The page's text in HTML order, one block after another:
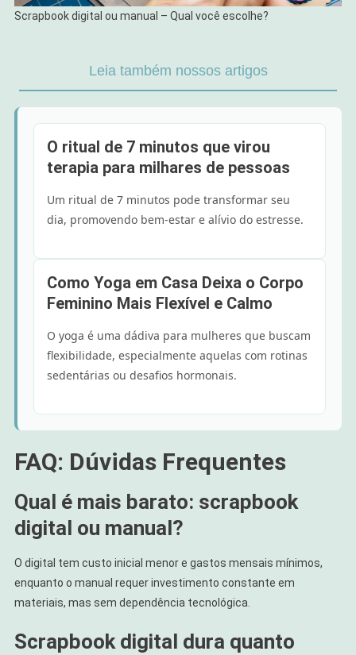
Scrapbook digital ou manual – Qual você escolhe?
Leia também nossos artigos
O ritual de 7 minutos que virou
terapia para milhares de pessoas
Um ritual de 7 minutos pode transformar seu
dia, promovendo bem-estar e alívio do estresse.
Como Yoga em Casa Deixa o Corpo
Feminino Mais Flexível e Calmo
O yoga é uma dádiva para mulheres que buscam
flexibilidade, especialmente aquelas com rotinas
sedentárias ou desafios hormonais.
FAQ: Dúvidas Frequentes
Qual é mais barato: scrapbook
digital ou manual?
O digital tem custo inicial menor e gastos mensais mínimos,
enquanto o manual requer investimento constante em
materiais, mas sem dependência tecnológica.
Scrapbook digital dura quanto